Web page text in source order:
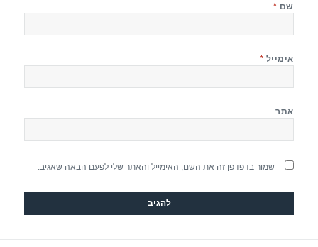
שם *
אימייל *
אתר
שמור בדפדפן זה את השם, האימייל והאתר שלי לפעם הבאה שאגיב.